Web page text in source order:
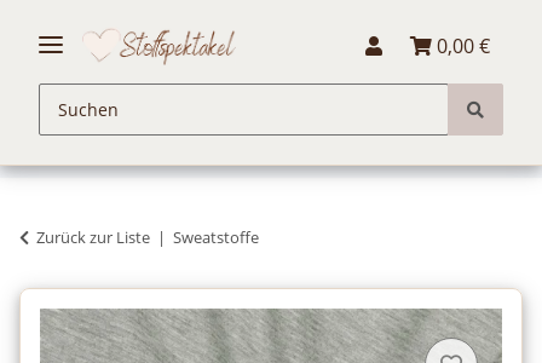
0,00 €
Zurück zur Liste Sweatstoffe